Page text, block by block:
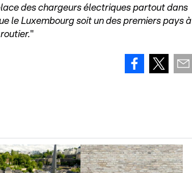
des chargeurs électriques partout dans
le Luxembourg soit un des premiers pays à
"